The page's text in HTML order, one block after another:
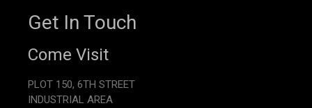
Get In Touch
Come Visit
PLOT 150, 6TH STREET
INDUSTRIAL AREA